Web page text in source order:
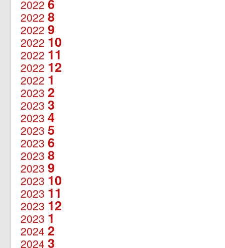
2022 6
2022 8
2022 9
2022 10
2022 11
2022 12
2022 1
2023 2
2023 3
2023 4
2023 5
2023 6
2023 8
2023 9
2023 10
2023 11
2023 12
2023 1
2024 2
2024 3